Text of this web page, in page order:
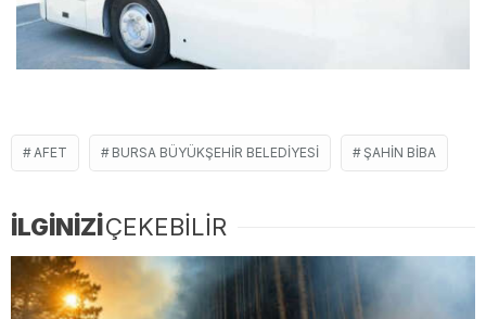
AFET BURSA BÜYÜKŞEHIR BELEDIYESI ŞAHIN BIBA
İLGİNİZİÇEKEBİLİR